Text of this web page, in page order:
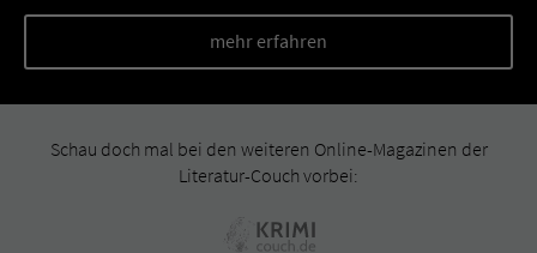
mehr erfahren
Schau doch mal bei den weiteren Online-Magazinen der
Literatur-Couch vorbei: